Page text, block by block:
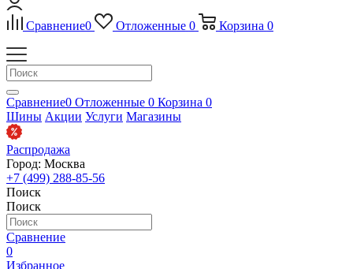
Сравнение0 Отложенные 0 Корзина 0
Сравнение0 Отложенные 0 Корзина 0
Шины Акции Услуги Магазины
Распродажа
Город: Москва
+7 (499) 288-85-56
Поиск
Поиск
Сравнение
0
Избранное